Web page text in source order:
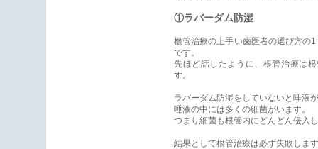
①ラバーダム防湿
根管治療の上手い歯医者の選び方の
です。
先ほど話したように、根管治療は
す。
ラバーダム防湿をしていないと唾液
唾液の中には多くの細菌がいます。
つまり細菌も根管内にどんどん侵入
結果として根管治療は必ず失敗しま